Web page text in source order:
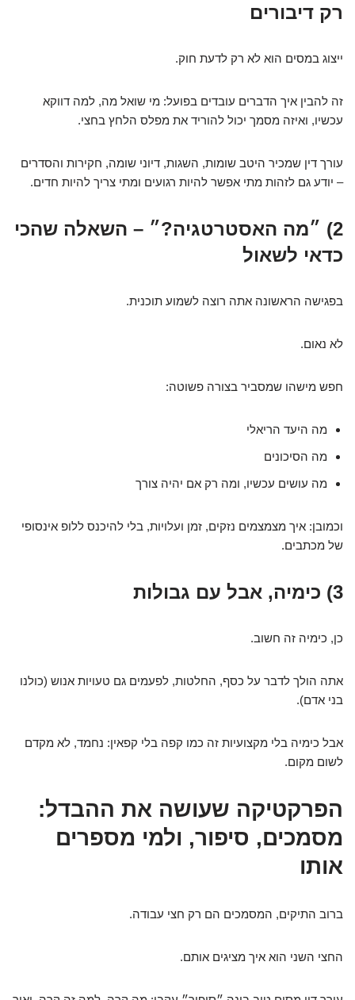
רק דיבורים
ייצוג במסים הוא לא רק לדעת חוק.
זה להבין איך הדברים עובדים בפועל: מי שואל מה, למה דווקא
עכשיו, ואיזה מסמך יכול להוריד את מפלס הלחץ בחצי.
עורך דין שמכיר היטב שומות, השגות, דיוני שומה, חקירות והסדרים
– יודע גם לזהות מתי אפשר להיות רגועים ומתי צריך להיות חדים.
2) ״מה האסטרטגיה?״ – השאלה שהכי
כדאי לשאול
בפגישה הראשונה אתה רוצה לשמוע תוכנית.
לא נאום.
חפש מישהו שמסביר בצורה פשוטה:
מה היעד הריאלי
מה הסיכונים
מה עושים עכשיו, ומה רק אם יהיה צורך
וכמובן: איך מצמצמים נזקים, זמן ועלויות, בלי להיכנס ללופ אינסופי
של מכתבים.
3) כימיה, אבל עם גבולות
כן, כימיה זה חשוב.
אתה הולך לדבר על כסף, החלטות, לפעמים גם טעויות אנוש (כולנו
בני אדם).
אבל כימיה בלי מקצועיות זה כמו קפה בלי קפאין: נחמד, לא מקדם
לשום מקום.
הפרקטיקה שעושה את ההבדל:
מסמכים, סיפור, ולמי מספרים
אותו
ברוב התיקים, המסמכים הם רק חצי עבודה.
החצי השני הוא איך מציגים אותם.